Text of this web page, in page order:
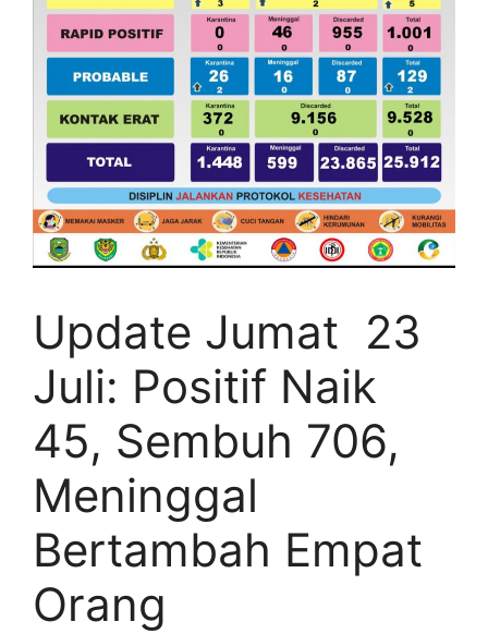
Update Jumat 23
Juli: Positif Naik
45, Sembuh 706,
Meninggal
Bertambah Empat
Orang